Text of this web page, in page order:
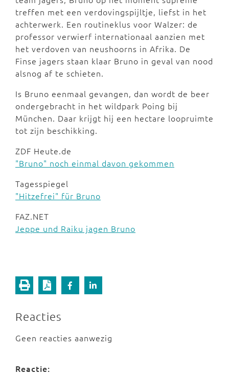
treffen met een verdovingspijltje, liefst in het
achterwerk. Een routineklus voor Walzer: de
professor verwierf internationaal aanzien met
het verdoven van neushoorns in Afrika. De
Finse jagers staan klaar Bruno in geval van nood
alsnog af te schieten.
Is Bruno eenmaal gevangen, dan wordt de beer
ondergebracht in het wildpark Poing bij
München. Daar krijgt hij een hectare loopruimte
tot zijn beschikking.
ZDF Heute.de
"Bruno" noch einmal davon gekommen
Tagesspiegel
"Hitzefrei" für Bruno
FAZ.NET
Jeppe und Raiku jagen Bruno
Reacties
Geen reacties aanwezig
Reactie: